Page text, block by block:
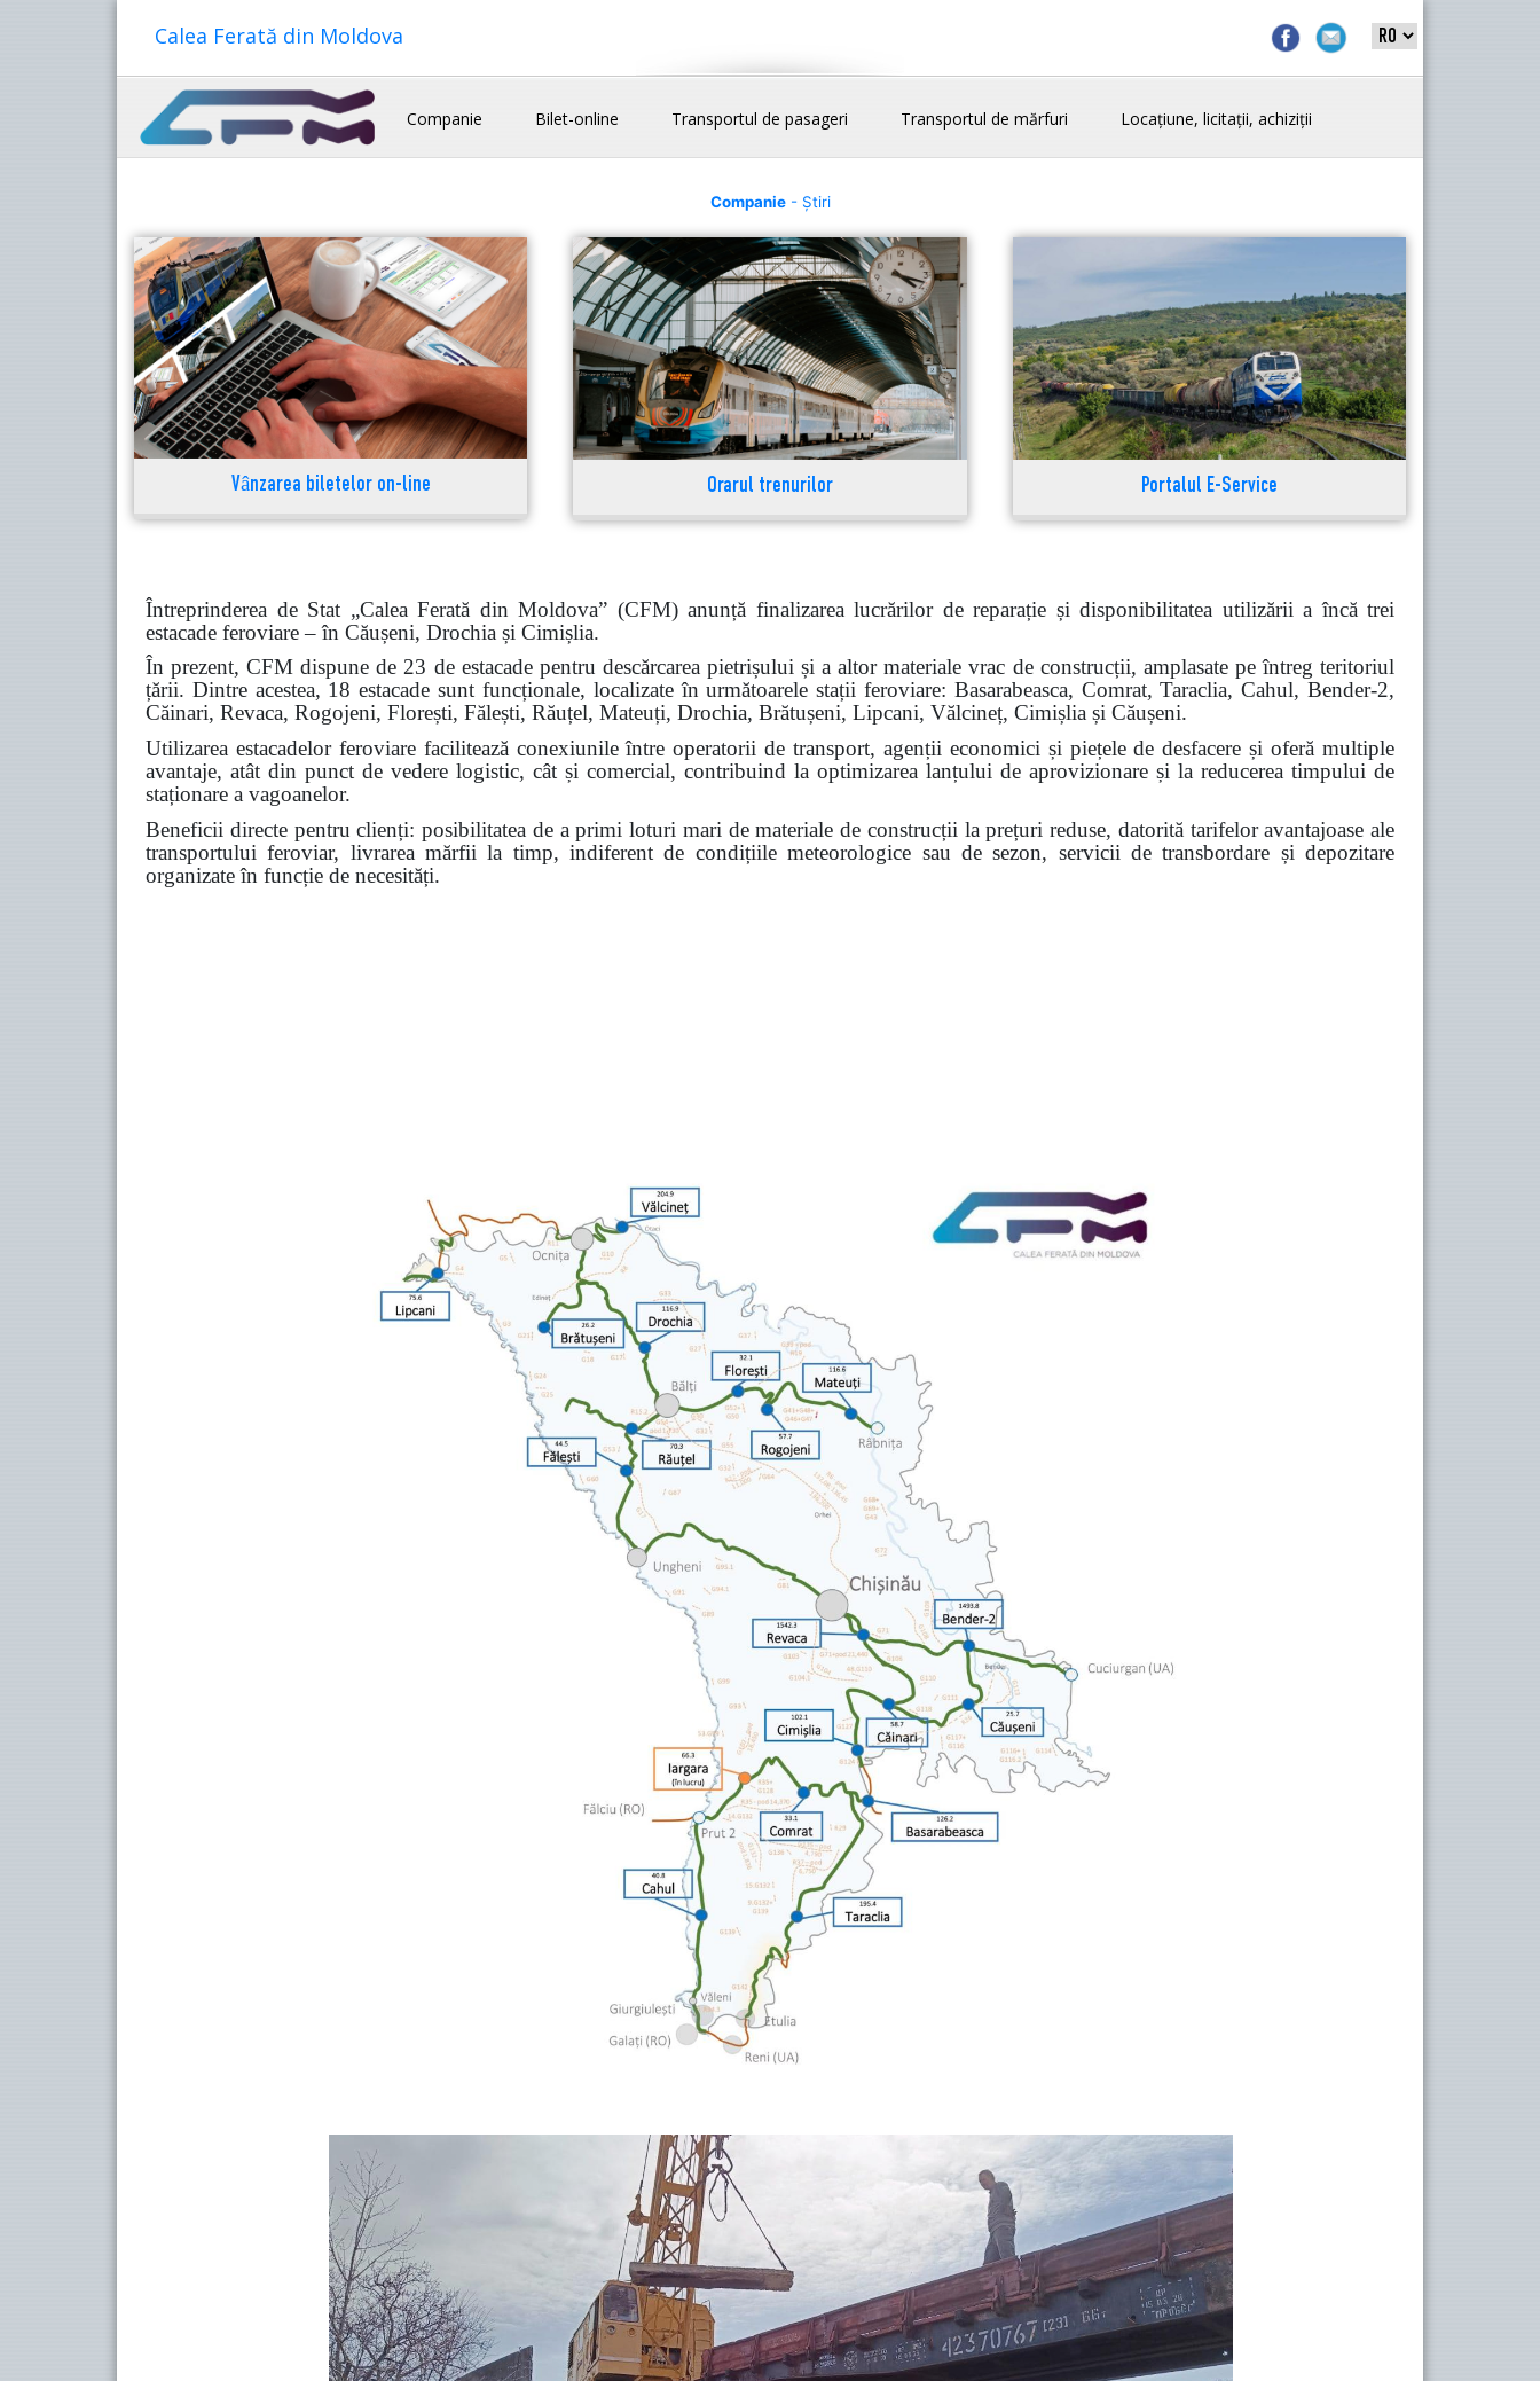
Calea Ferată din Moldova
Companie Bilet-online Transportul de pasageri Transportul de mărfuri Locațiune, licitații, achiziții
Companie- Știri
Vânzarea biletelor on-line Orarul trenurilor Portalul E-Service
Întreprinderea de Stat „Calea Ferată din Moldova” (CFM) anunță finalizarea lucrărilor de reparație și disponibilitatea utilizării a încă trei
estacade feroviare – în Căușeni, Drochia și Cimișlia.
În prezent, CFM dispune de 23 de estacade pentru descărcarea pietrișului și a altor materiale vrac de construcții, amplasate pe întreg teritoriul
țării. Dintre acestea, 18 estacade sunt funcționale, localizate în următoarele stații feroviare: Basarabeasca, Comrat, Taraclia, Cahul, Bender-2,
Căinari, Revaca, Rogojeni, Florești, Fălești, Răuțel, Mateuți, Drochia, Brătușeni, Lipcani, Vălcineț, Cimișlia și Căușeni.
Utilizarea estacadelor feroviare facilitează conexiunile între operatorii de transport, agenții economici și piețele de desfacere și oferă multiple
avantaje, atât din punct de vedere logistic, cât și comercial, contribuind la optimizarea lanțului de aprovizionare și la reducerea timpului de
staționare a vagoanelor.
Beneficii directe pentru clienți: posibilitatea de a primi loturi mari de materiale de construcții la prețuri reduse, datorită tarifelor avantajoase ale
transportului feroviar, livrarea mărfii la timp, indiferent de condițiile meteorologice sau de sezon, servicii de transbordare și depozitare
organizate în funcție de necesități.